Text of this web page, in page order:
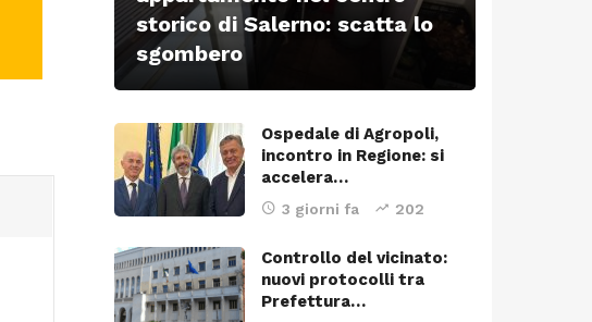
storico di Salerno: scatta lo
sgombero
Ospedale di Agropoli,
incontro in Regione: si
accelera…
3 giorni fa 202
Controllo del vicinato:
nuovi protocolli tra
Prefettura…